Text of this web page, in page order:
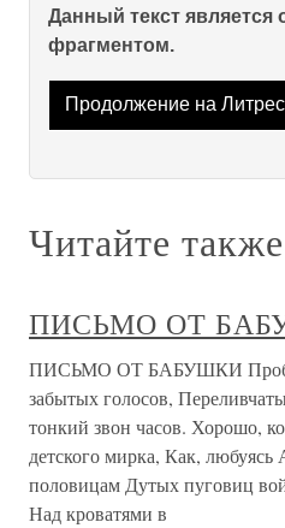
Данный текст
фрагментом.
Продолжение на Литрес
Читайте также
ПИСЬМО ОТ
ПИСЬМО ОТ БАБУШКИ
забытых голосов,
тонкий звон часов. Хорошо,
детского мирка, Как,
половицам Дутых пуговиц
Над кроватями в